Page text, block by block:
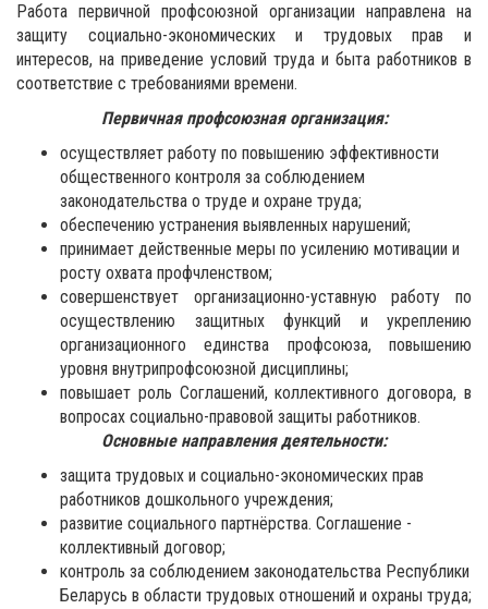
Работа первичной профсоюзной организации направлена на
защиту социально-экономических и трудовых прав и
интересов, на приведение условий труда и быта работников в
соответствие с требованиями времени.
Первичная профсоюзная организация:
осуществляет работу по повышению эффективности
общественного контроля за соблюдением
законодательства о труде и охране труда;
обеспечению устранения выявленных нарушений;
принимает действенные меры по усилению мотивации и
росту охвата профчленством;
совершенствует организационно-уставную работу по
осуществлению защитных функций и укреплению
организационного единства профсоюза, повышению
уровня внутрипрофсоюзной дисциплины;
повышает роль Соглашений, коллективного договора, в
вопросах социально-правовой защиты работников.
Основные направления деятельности:
защита трудовых и социально-экономических прав
работников дошкольного учреждения;
развитие социального партнёрства. Соглашение -
коллективный договор;
контроль за соблюдением законодательства Республики
Беларусь в области трудовых отношений и охраны труда;